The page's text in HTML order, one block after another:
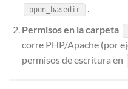
open_basedir
.
Permisos en la carpeta
corre PHP/Apache (por
permisos de escritura en